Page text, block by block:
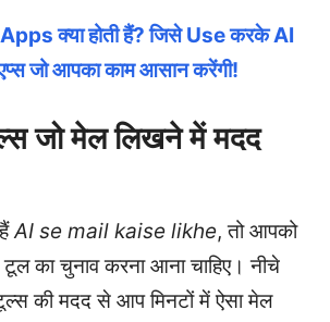
क्या होती हैं? जिसे Use करके AI
जो आपका काम आसान करेंगी!
जो मेल लिखने में मदद
AI se mail kaise likhe, तो आपको
का चुनाव करना आना चाहिए। नीचे
की मदद से आप मिनटों में ऐसा मेल